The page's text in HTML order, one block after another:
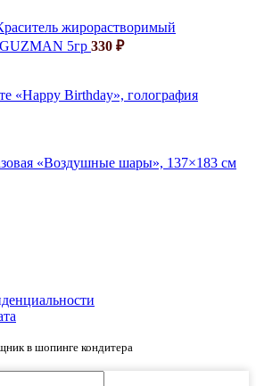
жирорастворимый
5гр 330 ₽
«Happy Birthday», голография
«Воздушные шары», 137×183 см
в шопинге кондитера